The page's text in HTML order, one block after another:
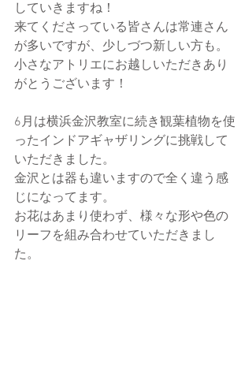
していきますね！
来てくださっている皆さんは常連さん
が多いですが、少しづつ新しい方も。
小さなアトリエにお越しいただきあり
がとうございます！
6月は横浜金沢教室に続き観葉植物を使
ったインドアギャザリングに挑戦して
いただきました。
金沢とは器も違いますので全く違う感
じになってます。
お花はあまり使わず、様々な形や色の
リーフを組み合わせていただきまし
た。